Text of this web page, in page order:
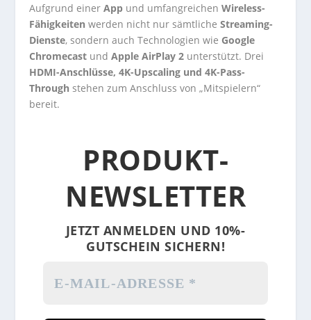
Aufgrund einerApp und umfangreichenWireless-
Fähigkeiten werden nicht nur sämtlicheStreaming-
Dienste, sondern auch Technologien wie Google
Chromecast undApple AirPlay 2 unterstützt. Drei
HDMI-Anschlüsse, 4K-Upscaling und 4K-Pass-
Through stehen zum Anschluss von „Mitspielern“
bereit.
PRODUKT-
NEWSLETTER
JETZT ANMELDEN UND 10%-
GUTSCHEIN SICHERN!